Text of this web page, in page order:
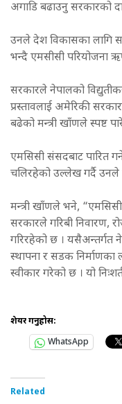
अगाडि बढाउनु सरकारको
उनले देश विकासका लागि
भन्दै एमसीसी परियोजना
सरकारले नेपालको
प्रस्तावलाई अमेरिकी
बढेको मन्त्री खाँणले स्पष्ट
एमसिसी संसदबाट पारित
चलिरहेको उल्लेख गर्दै उनले
मन्त्री खाँणले भने,
सरकारले गरिबी निवारण,
गरिरहेको छ । यसैअन्तर्गत
स्थापना र सडक निर्माणका
स्वीकार गरेको छ । यो
शेयर गर्नुहोस:
WhatsApp
Related